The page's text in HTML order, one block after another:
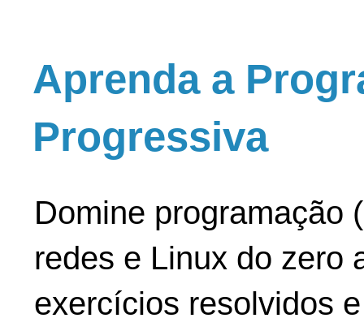
Aprenda a
Progressiva
Domine programação
redes e Linux do zero
exercícios resolvidos